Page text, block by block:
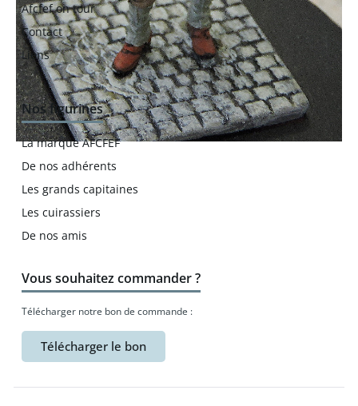
Afcfef on tour
Contact
Liens
Nos figurines
La marque AFCFEF
De nos adhérents
Les grands capitaines
Les cuirassiers
De nos amis
Vous souhaitez commander ?
Télécharger notre bon de commande :
Télécharger le bon